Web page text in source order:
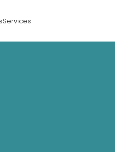
Services